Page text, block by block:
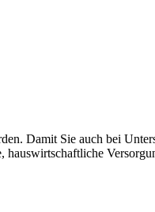
Damit Sie auch bei